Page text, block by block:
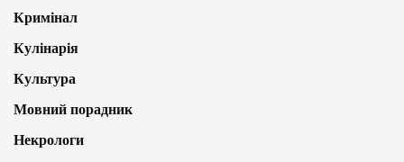
Кримінал
Кулінарія
Культура
Мовний порадник
Некрологи